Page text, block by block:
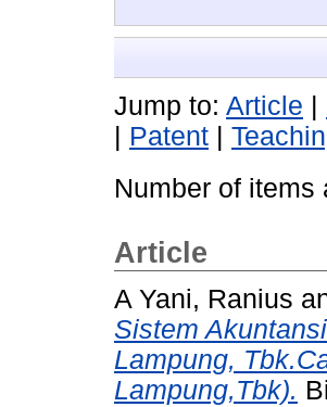
Jump to: Article |
| Patent |
Number of items
Article
A Yani, Ranius
Sistem
Lampung,
Lampung,Tbk).